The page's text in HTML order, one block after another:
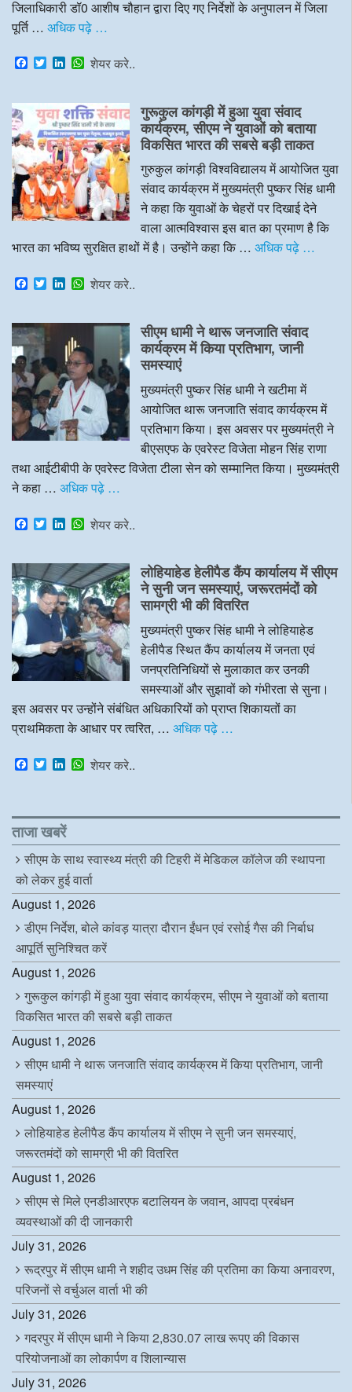
जिलाधिकारी डॉ0 आशीष चौहान द्वारा दिए गए निर्देशों के अनुपालन में जिला
पूर्ति … अधिक पढ़े …
F
a
e
b
o
k
T
w
t
t
e
r
L
k
e
d
I
n
W
t
s
A
p
p
शेयर करे..
गुरूकुल कांगड़ी में हुआ युवा संवाद
कार्यक्रम, सीएम ने युवाओं को बताया
विकसित भारत की सबसे बड़ी ताकत
गुरुकुल कांगड़ी विश्वविद्यालय में आयोजित युवा
संवाद कार्यक्रम में मुख्यमंत्री पुष्कर सिंह धामी
ने कहा कि युवाओं के चेहरों पर दिखाई देने
वाला आत्मविश्वास इस बात का प्रमाण है कि
भारत का भविष्य सुरक्षित हाथों में है। उन्होंने कहा कि … अधिक पढ़े …
F
a
e
b
o
o
k
T
w
t
e
r
L
k
e
d
I
n
W
t
A
p
p
शेयर करे..
सीएम धामी ने थारू जनजाति संवाद
कार्यक्रम में किया प्रतिभाग, जानी
समस्याएं
मुख्यमंत्री पुष्कर सिंह धामी ने खटीमा में
आयोजित थारू जनजाति संवाद कार्यक्रम में
प्रतिभाग किया। इस अवसर पर मुख्यमंत्री ने
बीएसएफ के एवरेस्ट विजेता मोहन सिंह राणा
तथा आईटीबीपी के एवरेस्ट विजेता टीला सेन को सम्मानित किया। मुख्यमंत्री
ने कहा … अधिक पढ़े …
F
a
e
b
o
o
k
T
w
t
t
e
r
L
k
e
d
I
n
W
t
s
A
p
p
शेयर करे..
लोहियाहेड हेलीपैड कैंप कार्यालय में सीएम
ने सुनी जन समस्याएं, जरूरतमंदों को
सामग्री भी की वितरित
मुख्यमंत्री पुष्कर सिंह धामी ने लोहियाहेड
हेलीपैड स्थित कैंप कार्यालय में जनता एवं
जनप्रतिनिधियों से मुलाकात कर उनकी
समस्याओं और सुझावों को गंभीरता से सुना।
इस अवसर पर उन्होंने संबंधित अधिकारियों को प्राप्त शिकायतों का
प्राथमिकता के आधार पर त्वरित, … अधिक पढ़े …
F
a
b
o
o
k
T
w
t
e
r
L
e
d
I
n
W
s
p
शेयर करे..
ताजा खबरें
सीएम के साथ स्वास्थ्य मंत्री की टिहरी में मेडिकल कॉलेज की स्थापना
को लेकर हुई वार्ता
August 1, 2026
डीएम निर्देश, बोले कांवड़ यात्रा दौरान ईंधन एवं रसोई गैस की निर्बाध
आपूर्ति सुनिश्चित करें
August 1, 2026
गुरूकुल कांगड़ी में हुआ युवा संवाद कार्यक्रम, सीएम ने युवाओं को बताया
विकसित भारत की सबसे बड़ी ताकत
August 1, 2026
सीएम धामी ने थारू जनजाति संवाद कार्यक्रम में किया प्रतिभाग, जानी
समस्याएं
August 1, 2026
लोहियाहेड हेलीपैड कैंप कार्यालय में सीएम ने सुनी जन समस्याएं,
जरूरतमंदों को सामग्री भी की वितरित
August 1, 2026
सीएम से मिले एनडीआरएफ बटालियन के जवान, आपदा प्रबंधन
व्यवस्थाओं की दी जानकारी
July 31, 2026
रूद्रपुर में सीएम धामी ने शहीद उधम सिंह की प्रतिमा का किया अनावरण,
परिजनों से वर्चुअल वार्ता भी की
July 31, 2026
गदरपुर में सीएम धामी ने किया 2,830.07 लाख रूपए की विकास
परियोजनाओं का लोकार्पण व शिलान्यास
July 31, 2026